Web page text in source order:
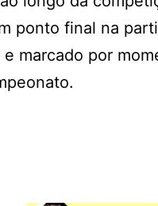
ponto final na
marcado por